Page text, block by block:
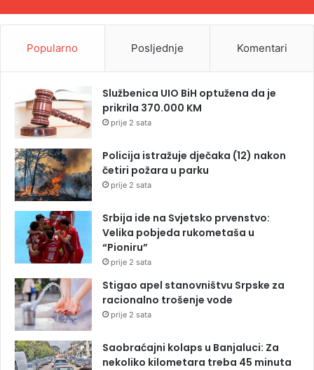
Popularno Posljednje Komentari
Službenica UIO BiH optužena da je
prikrila 370.000 KM
prije 2 sata
Policija istražuje dječaka (12) nakon
četiri požara u parku
prije 2 sata
Srbija ide na Svjetsko prvenstvo:
Velika pobjeda rukometaša u
“Pioniru”
prije 2 sata
Stigao apel stanovništvu Srpske za
racionalno trošenje vode
prije 2 sata
Saobraćajni kolaps u Banjaluci: Za
nekoliko kilometara treba 45 minuta